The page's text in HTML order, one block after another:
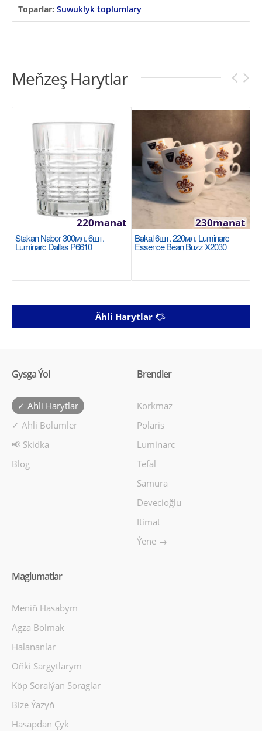
Toparlar: Suwuklyk toplumlary
Meňzeş Harytlar
Stakan Nabor 300мл. 6шт.
Luminarc Dallas P6610
220manat
Bakal 6шт. 220мл. Luminarc
Essence Bean Buzz X2030
230manat
Ähli Harytlar
Gysga Ýol
✓ Ähli Harytlar
✓ Ähli Bölümler
📢 Skidka
Blog
Brendler
Korkmaz
Polaris
Luminarc
Tefal
Samura
Devecioğlu
Itimat
Ýene →
Maglumatlar
Meniň Hasabym
Agza Bolmak
Halananlar
Öňki Sargytlarym
Köp Soralýan Soraglar
Bize Ýazyň
Hasapdan Çyk